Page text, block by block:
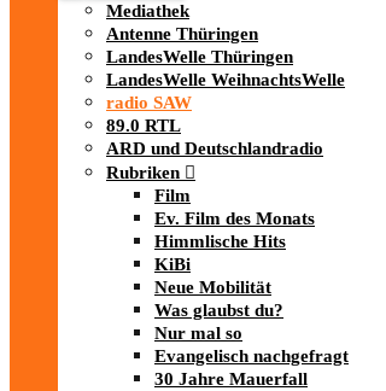
Mediathek
Antenne Thüringen
LandesWelle Thüringen
LandesWelle WeihnachtsWelle
radio SAW
89.0 RTL
ARD und Deutschlandradio
Rubriken
Film
Ev. Film des Monats
Himmlische Hits
KiBi
Neue Mobilität
Was glaubst du?
Nur mal so
Evangelisch nachgefragt
30 Jahre Mauerfall